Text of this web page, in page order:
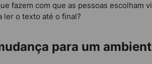
fazem com que as pessoas
ler o texto até o final?
para um